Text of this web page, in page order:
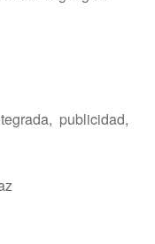
publicidad,